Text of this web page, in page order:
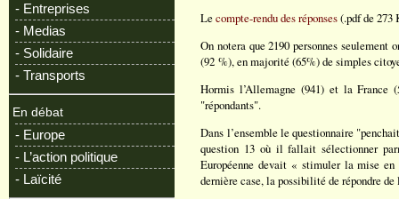
- Entreprises
- Medias
- Solidaire
- Transports
En débat
- Europe
- L’action politique
- Laïcité
Lecompte-rendu des réponses(.pdf de 273
On notera que 2190 personnes
(92 %), en majorité (65%) de simples
Hormis l’Allemagne (941) et la France
"répondants".
Dans l’ensemble le questionnaire
question 13 où il fallait sélectionner
Européenne devait « stimuler la mise
dernière case, la possibilité de répondre